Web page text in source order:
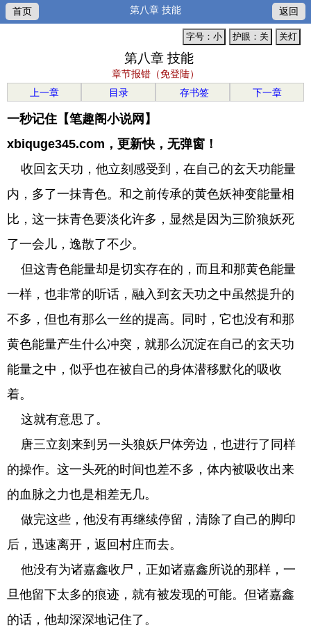
首页 第八章 技能 返回
关灯
护眼：关
字号：小
第八章 技能
章节报错（免登陆）
上一章
目录 存书签 下一章
一秒记住【笔趣阁小说网】
xbiquge345.com，更新快，无弹窗！
收回玄天功，他立刻感受到，在自己的玄天功能量
内，多了一抹青色。和之前传承的黄色妖神变能量相
比，这一抹青色要淡化许多，显然是因为三阶狼妖死
了一会儿，逸散了不少。
但这青色能量却是切实存在的，而且和那黄色能量
一样，也非常的听话，融入到玄天功之中虽然提升的
不多，但也有那么一丝的提高。同时，它也没有和那
黄色能量产生什么冲突，就那么沉淀在自己的玄天功
能量之中，似乎也在被自己的身体潜移默化的吸收
着。
这就有意思了。
唐三立刻来到另一头狼妖尸体旁边，也进行了同样
的操作。这一头死的时间也差不多，体内被吸收出来
的血脉之力也是相差无几。
做完这些，他没有再继续停留，清除了自己的脚印
后，迅速离开，返回村庄而去。
他没有为诸嘉鑫收尸，正如诸嘉鑫所说的那样，一
旦他留下太多的痕迹，就有被发现的可能。但诸嘉鑫
的话，他却深深地记住了。